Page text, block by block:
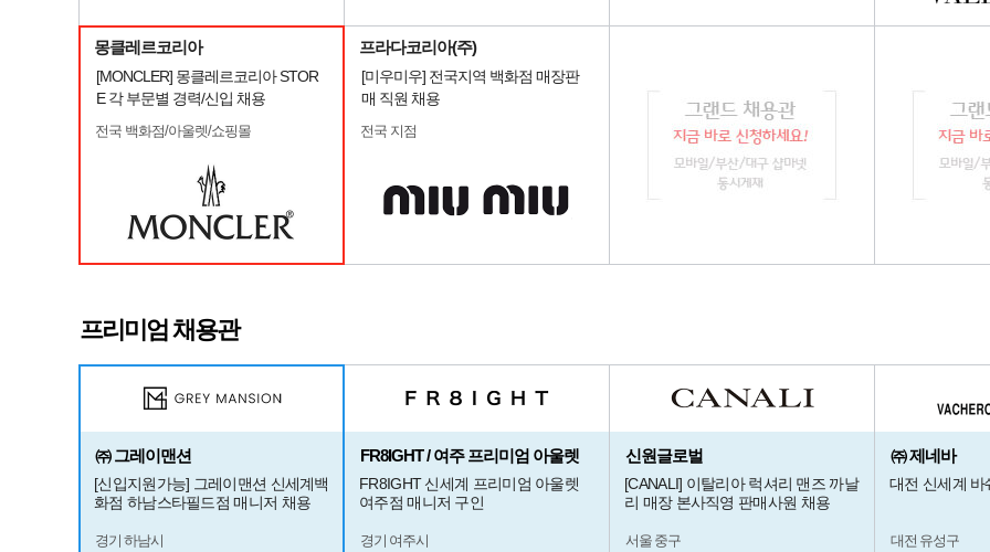
몽클레르코리아
[MONCLER] 몽클레르코리아 STOR
E 각 부문별 경력/신입 채용
전국 백화점/아울렛/쇼핑몰
프라다코리아(주)
[미우미우] 전국지역 백화점 매장판
매 직원 채용
전국 지점
프리미엄 채용관
㈜ 그레이맨션
[신입지원가능] 그레이맨션 신세계백
화점 하남스타필드점 매니저 채용
경기 하남시
FR8IGHT / 여주 프리미엄 아울렛
FR8IGHT 신세계 프리미엄 아울렛
여주점 매니저 구인
경기 여주시
신원글로벌
[CANALI] 이탈리아 럭셔리 맨즈 까날
리 매장 본사직영 판매사원 채용
서울 중구
㈜ 제네바
대전 신세계 바
대전 유성구